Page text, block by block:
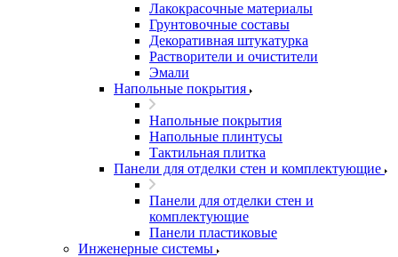
Лакокрасочные материалы
Грунтовочные составы
Декоративная штукатурка
Растворители и очистители
Эмали
Напольные покрытия
Напольные покрытия
Напольные плинтусы
Тактильная плитка
Панели для отделки стен и комплектующие
Панели для отделки стен и
комплектующие
Панели пластиковые
Инженерные системы